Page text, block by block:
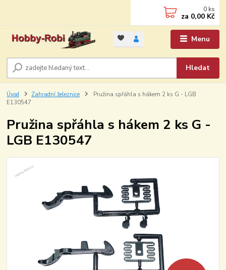
Menu
Hledat
0 ks
za 0,00 Kč
Úvod Zahradní železnice
Pružina spřáhla s hákem 2 ks G - LGB
E130547
Pružina spřáhla s hákem 2 ks G -
LGB E130547